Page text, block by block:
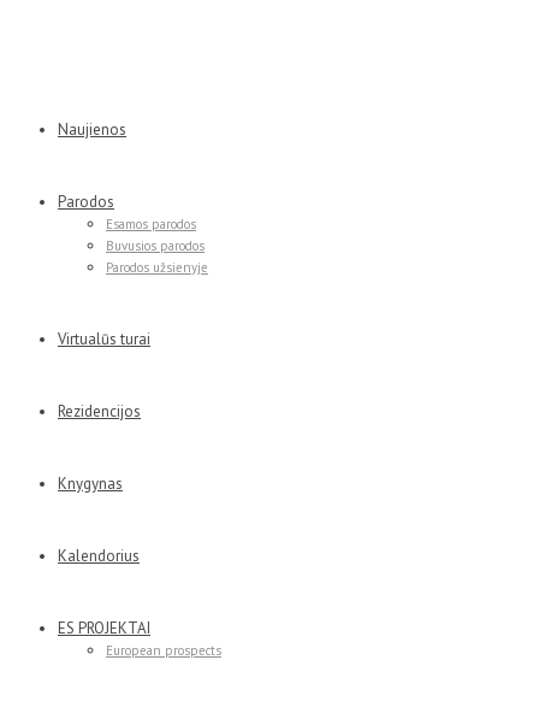
Naujienos
Parodos
Esamos parodos
Buvusios parodos
Parodos užsienyje
Virtualūs turai
Rezidencijos
Knygynas
Kalendorius
ES PROJEKTAI
European prospects